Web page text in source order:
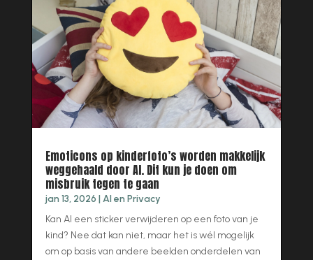
Emoticons op kinderfoto’s worden makkelijk
weggehaald door AI. Dit kun je doen om
misbruik tegen te gaan
jan 13, 2026 |AI en Privacy
Kan AI een sticker verwijderen op een foto van je
kind? Nee dat kan niet, maar het is wél mogelijk
om op basis van andere beelden onderdelen van